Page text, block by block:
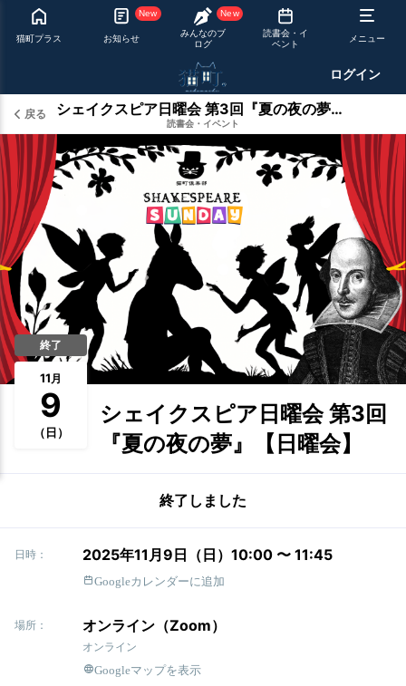
猫町プラス
New
お知らせ
New
みんなのブ
ログ
読書会・イ
ベント
メニュー
ログイン
戻る シェイクスピア日曜会 第3回『夏の夜の夢』【日曜会】
読書会・イベント
終了
11月
9
（日）
シェイクスピア日曜会 第3回
『夏の夜の夢』【日曜会】
終了しました
日時： 2025年11月9日（日）10:00 〜 11:45
Googleカレンダーに追加
場所： オンライン（Zoom）
オンライン
Googleマップを表示